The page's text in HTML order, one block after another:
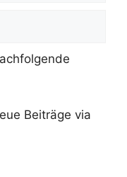
Beiträge via